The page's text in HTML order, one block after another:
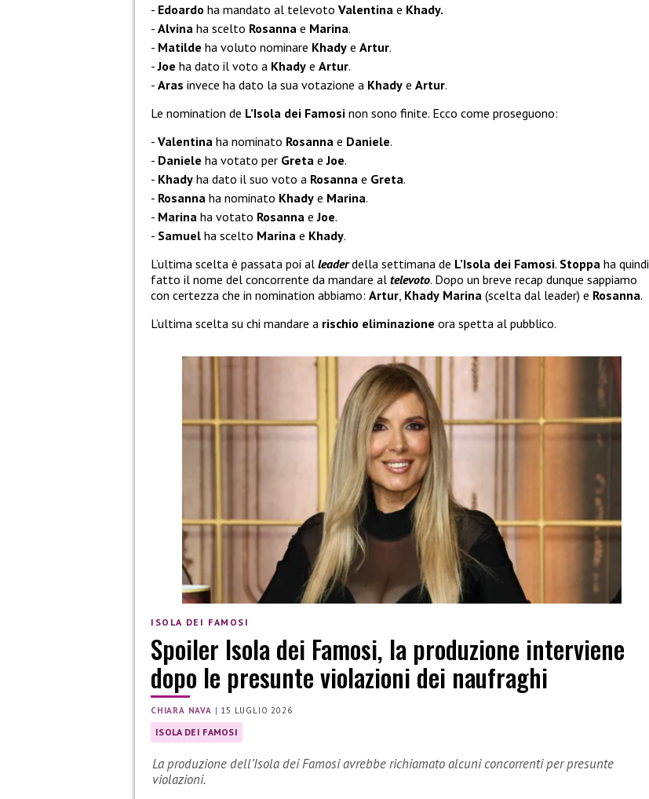
Edoardo ha mandato al televoto Valentina e Khady.
Alvina ha scelto Rosanna e Marina.
Matilde ha voluto nominare Khady e Artur.
Joe ha dato il voto a Khady e Artur.
Aras invece ha dato la sua votazione a Khady e Artur.
Le nomination de L’Isola dei Famosi non sono finite. Ecco come proseguono:
Valentina ha nominato Rosanna e Daniele.
Daniele ha votato per Greta eJoe.
Khady ha dato il suo voto a Rosanna e Greta.
Rosanna ha nominato Khady e Marina.
Marina ha votato Rosanna eJoe.
Samuel ha scelto Marina e Khady.
L’ultima scelta è passata poi al leaderdella settimana de L’Isola dei Famosi. Stoppa ha quindi
fatto il nome del concorrente da mandare al televoto. Dopo un breve recap dunque sappiamo
con certezza che in nomination abbiamo: Artur Khady Marina (scelta dal leader) e Rosanna.
L’ultima scelta su chi mandare a rischio eliminazione ora spetta al pubblico.
ISOLA DEI FAMOSI
Spoiler Isola dei Famosi, la produzione interviene
dopo le presunte violazioni dei naufraghi
CHIARA NAVA | 15 LUGLIO 2026
ISOLA DEI FAMOSI
La produzione dell’Isola dei Famosi avrebbe richiamato alcuni concorrenti per presunte
violazioni.